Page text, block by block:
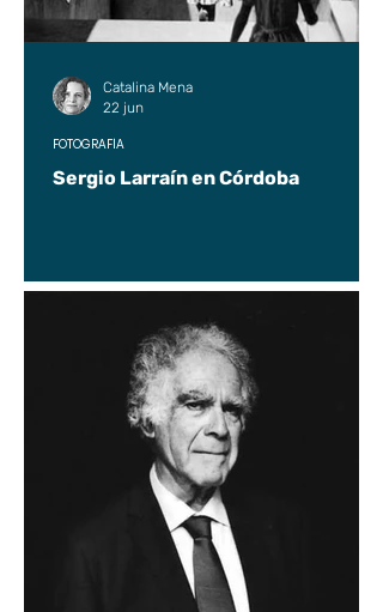
Sergio Larraín en Córdoba
FOTOGRAFÍA
Catalina Mena
22 jun